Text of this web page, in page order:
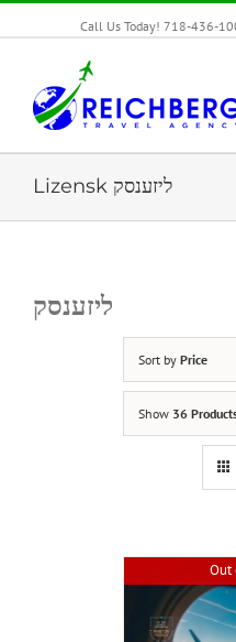
Call Us Today! 718-436-
Lizensk ליזענסק
ליזענסק
Sort by Price
Show 36
Out